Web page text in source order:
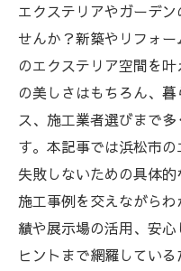
エクステリアやガーデ
せんか？新築やリフォ
のエクステリア空間を
の美しさはもちろん、
ス、施工業者選びまで
す。本記事では浜松市
失敗しないための具体
施工事例を交えながら
績や展示場の活用、安
ヒントまで網羅してい